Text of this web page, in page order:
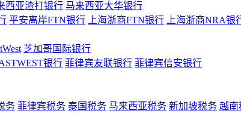
西亚渣打银行 马来西亚大华银行
平安离岸FTN银行 上海浙商FTN银行 上海浙商NRA银
芝加哥国际银行
银行 菲律宾友联银行 菲律宾信安银行
务 菲律宾税务 泰国税务 马来西亚税务 新加坡税务 越南